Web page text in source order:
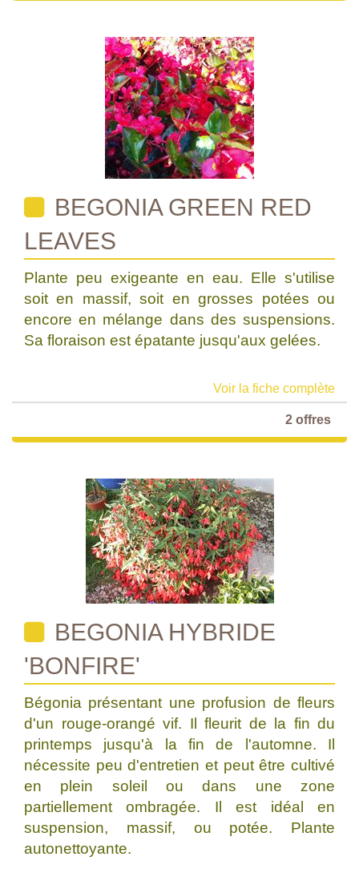
BEGONIA GREEN RED
LEAVES
Plante peu exigeante en eau. Elle s'utilise
soit en massif, soit en grosses potées ou
encore en mélange dans des suspensions.
Sa floraison est épatante jusqu'aux gelées.
Voir la fiche complète
2 offres
BEGONIA HYBRIDE
'BONFIRE'
Bégonia présentant une profusion de fleurs
d'un rouge-orangé vif. Il fleurit de la fin du
printemps jusqu'à la fin de l'automne. Il
nécessite peu d'entretien et peut être cultivé
en plein soleil ou dans une zone
partiellement ombragée. Il est idéal en
suspension, massif, ou potée. Plante
autonettoyante.